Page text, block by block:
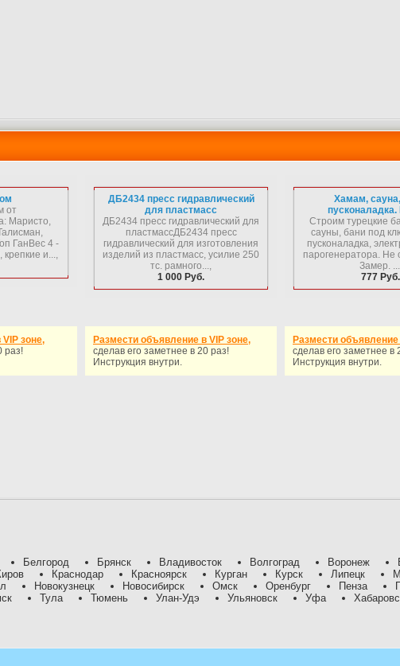
от
Маристо,
ГанВес 4 -
крепкие и...,
ДБ2434 пресс гидравлический
для пластмасс
ДБ2434 пресс гидравлический для
пластмассДБ2434 пресс
гидравлический для изготовления
изделий из пластмасс, усилие 250
тс. рамного...,
1 000 Руб.
Хамам,
пусконаладка.
Строим турецкие
сауны, бани под
пусконаладка,
парогенератора. Не
Замер.
777 Руб.
зоне,
раз!
Размести объявление в VIP зоне,
сделав его заметнее в 20 раз!
Инструкция внутри.
Размести объявление
сделав его заметнее в
Инструкция внутри.
Белгород Брянск Владивосток Волгоград Воронеж
Краснодар Красноярск Курган Курск Липецк
Новокузнецк Новосибирск Омск Оренбург Пенза
Тула Тюмень Улан-Удэ Ульяновск Уфа